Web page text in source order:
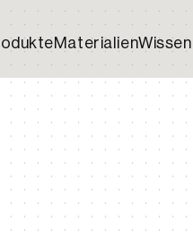
MaterialienWissen